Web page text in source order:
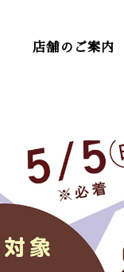
店舗のご案内